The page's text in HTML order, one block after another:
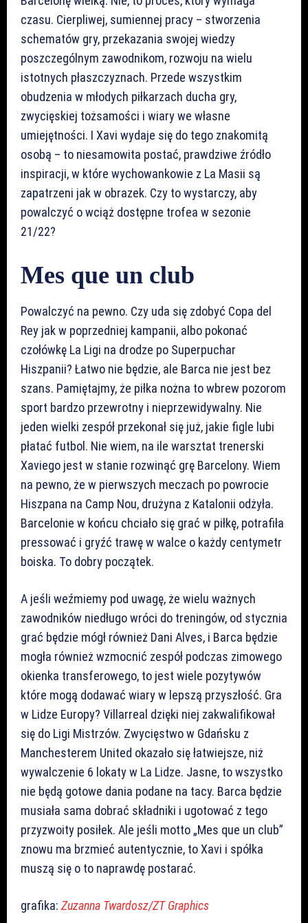
czasu. Cierpliwej, sumiennej pracy – stworzenia
schematów gry, przekazania swojej wiedzy
poszczególnym zawodnikom, rozwoju na wielu
istotnych płaszczyznach. Przede wszystkim
obudzenia w młodych piłkarzach ducha gry,
zwycięskiej tożsamości i wiary we własne
umiejętności. I Xavi wydaje się do tego znakomitą
osobą – to niesamowita postać, prawdziwe źródło
inspiracji, w które wychowankowie z La Masii są
zapatrzeni jak w obrazek. Czy to wystarczy, aby
powalczyć o wciąż dostępne trofea w sezonie
21/22?
Mes que un club
Powalczyć na pewno. Czy uda się zdobyć Copa del
Rey jak w poprzedniej kampanii, albo pokonać
czołówkę La Ligi na drodze po Superpuchar
Hiszpanii? Łatwo nie będzie, ale Barca nie jest bez
szans. Pamiętajmy, że piłka nożna to wbrew pozorom
sport bardzo przewrotny i nieprzewidywalny. Nie
jeden wielki zespół przekonał się już, jakie figle lubi
płatać futbol. Nie wiem, na ile warsztat trenerski
Xaviego jest w stanie rozwinąć grę Barcelony. Wiem
na pewno, że w pierwszych meczach po powrocie
Hiszpana na Camp Nou, drużyna z Katalonii odżyła.
Barcelonie w końcu chciało się grać w piłkę, potrafiła
pressować i gryźć trawę w walce o każdy centymetr
boiska. To dobry początek.
A jeśli weźmiemy pod uwagę, że wielu ważnych
zawodników niedługo wróci do treningów, od stycznia
grać będzie mógł również Dani Alves, i Barca będzie
mogła również wzmocnić zespół podczas zimowego
okienka transferowego, to jest wiele pozytywów
które mogą dodawać wiary w lepszą przyszłość. Gra
w Lidze Europy? Villarreal dzięki niej zakwalifikował
się do Ligi Mistrzów. Zwycięstwo w Gdańsku z
Manchesterem United okazało się łatwiejsze, niż
wywalczenie 6 lokaty w La Lidze. Jasne, to wszystko
nie będą gotowe dania podane na tacy. Barca będzie
musiała sama dobrać składniki i ugotować z tego
przyzwoity posiłek. Ale jeśli motto „Mes que un club”
znowu ma brzmieć autentycznie, to Xavi i spółka
muszą się o to naprawdę postarać.
grafika: Zuzanna Twardosz/ZT Graphics